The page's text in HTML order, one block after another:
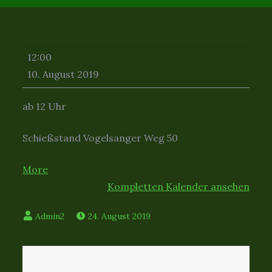
Pokalschießen
Germania
2019
12:00
10. August 2019
ab 12 Uhr
Schießstand Vogelsanger Weg 50
Moreabout
Kompletten Kalender ansehen
24. August 2019